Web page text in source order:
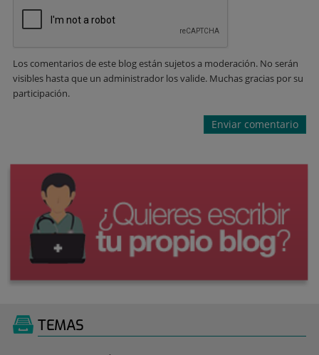
Los comentarios de este blog están sujetos a moderación. No serán
visibles hasta que un administrador los valide. Muchas gracias por su
participación.
TEMAS